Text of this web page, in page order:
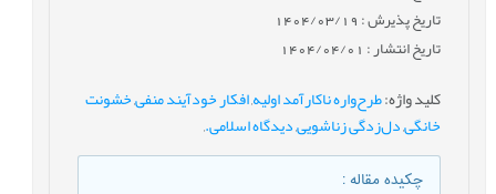
تاریخ پذیرش : 1404/03/19
تاریخ انتشار : 1404/04/01
کلید واژه:طرح‌واره ناکارآمد اولیه,افکار خودآیند منفی,خشونت
خانگی,دل‌زدگی زناشویی,دیدگاه اسلامی.,
چکیده مقاله: